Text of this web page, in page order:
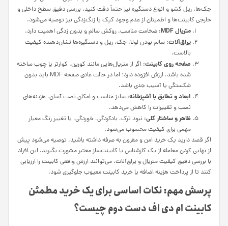
جک‌ها، ریل کشو و انواع دستگیره نیز حتماً دقت کنید. بررسی دقیق سطح داخلی و
خارجی کابینت‌ها و اطمینان از عدم وجود کپک یا زنگ‌زدگی نیز توصیه می‌شود.
متریال MDF : ضخامت مناسب، روکش سالم و بدون زدگی اهمیت دارد.
یراق‌آلات: سالم بودن لولا، جک، ریل و دستگیره‌ها نشان‌دهنده کیفیت
بالاست.
صفحه روی کابینت: اگر از متریال‌هایی مانند کورین، کوارتز یا چوب ساخته
شده باشد، ارزش افزوده دارد؛ اما در حالت عادی صفحه MDF باید بدون
شکستگی یا آسیب جدی باشد.
ابعاد و تطابق با آشپزخانه: سایز مناسب و امکان نصب آسان، هزینه‌های
نصب و تغییرات را کاهش می‌دهد.
ظاهر و ساختار کلی: نبود ترک، بادکردگی، خوردگی، یا تغییر رنگ معیار
مهمی برای کیفیت محسوب می‌شود.
اگر قصد دارید یک خرید امن و مقرون به صرفه داشته باشید، توصیه می‌شود پیش
از نهایی کردن معامله از یک کارشناس یا کابینت‌ساز معتبر مشورت بگیرید. این افراد
با بررسی دقیق کیفیت متریال و یراق‌آلات، می‌توانند ارزش واقعی کابینت را ارزیابی
کنند تا از پرداخت هزینه اضافه یا خرید کابینت معیوب جلوگیری شود.
پرسش مهم: نکات اساسی برای یک خرید مطمئن
کابینت ام دی اف دست دوم چیست؟